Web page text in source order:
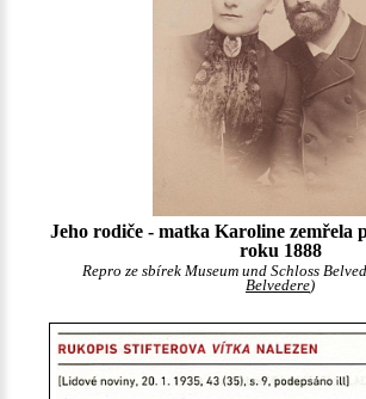
Jeho rodiče - matka Karoline zemřela
roku 1888
Repro ze sbírek Museum und Schloss
Belvedere)